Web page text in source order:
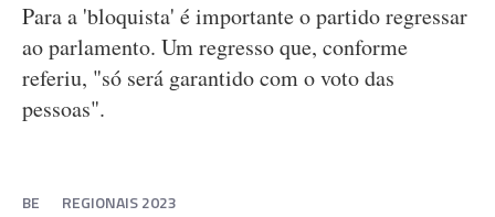
Para a 'bloquista' é importante o partido regressar
ao parlamento. Um regresso que, conforme
referiu, "só será garantido com o voto das
pessoas".
BE REGIONAIS 2023